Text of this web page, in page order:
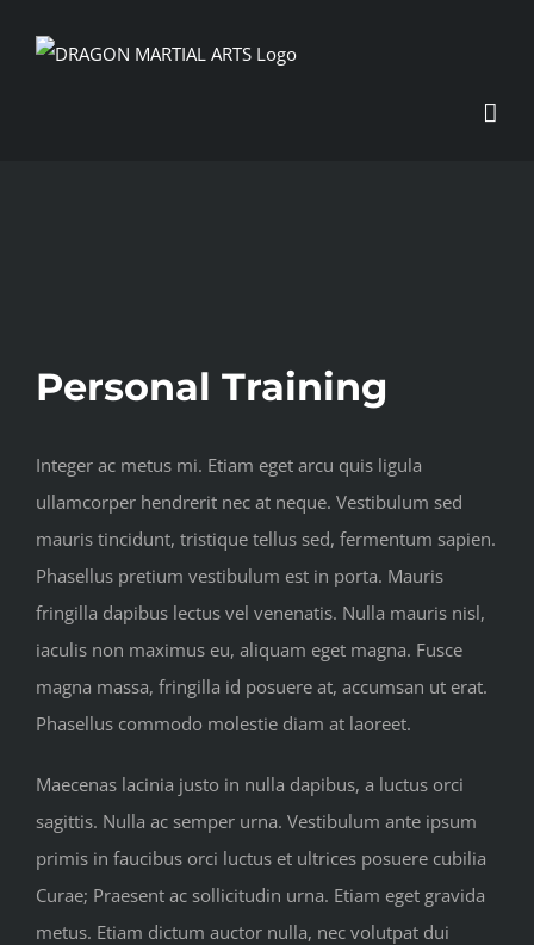
Image
Personal Training
Integer ac metus mi. Etiam eget arcu quis ligula
ullamcorper hendrerit nec at neque. Vestibulum sed
mauris tincidunt, tristique tellus sed, fermentum sapien.
Phasellus pretium vestibulum est in porta. Mauris
fringilla dapibus lectus vel venenatis. Nulla mauris nisl,
iaculis non maximus eu, aliquam eget magna. Fusce
magna massa, fringilla id posuere at, accumsan ut erat.
Phasellus commodo molestie diam at laoreet.
Maecenas lacinia justo in nulla dapibus, a luctus orci
sagittis. Nulla ac semper urna. Vestibulum ante ipsum
primis in faucibus orci luctus et ultrices posuere cubilia
Curae; Praesent ac sollicitudin urna. Etiam eget gravida
metus. Etiam dictum auctor nulla, nec volutpat dui